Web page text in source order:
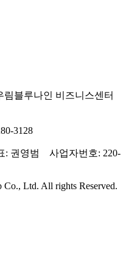
림블루나인 비즈니스센터
3128
: 권영범 사업자번호: 220-
Ltd. All rights Reserved.